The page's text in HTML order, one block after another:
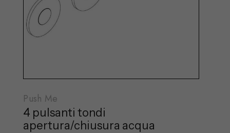
Push Me
4 pulsanti tondi
apertura/chiusura acqua